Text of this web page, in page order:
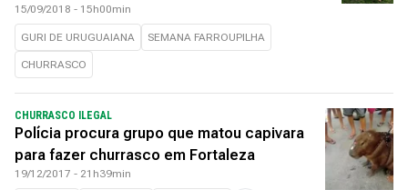
15/09/2018 - 15h00min
GURI DE URUGUAIANA SEMANA FARROUPILHA
CHURRASCO
CHURRASCO ILEGAL
Polícia procura grupo que matou capivara
para fazer churrasco em Fortaleza
19/12/2017 - 21h39min